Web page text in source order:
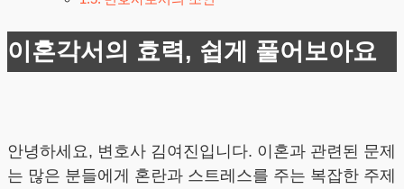
이혼각서의 효력, 쉽게 풀어보아요
안녕하세요, 변호사 김여진입니다. 이혼과 관련된 문제
는 많은 분들에게 혼란과 스트레스를 주는 복잡한 주제